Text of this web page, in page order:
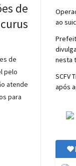
de
de
pelo
atende
para
ao
nesta
SCFV
após